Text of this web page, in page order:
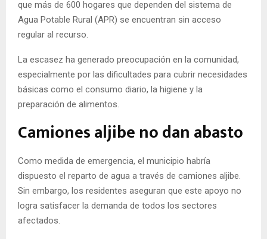
que más de 600 hogares que dependen del sistema de
Agua Potable Rural (APR) se encuentran sin acceso
regular al recurso.
La escasez ha generado preocupación en la comunidad,
especialmente por las dificultades para cubrir necesidades
básicas como el consumo diario, la higiene y la
preparación de alimentos.
Camiones aljibe no dan abasto
Como medida de emergencia, el municipio habría
dispuesto el reparto de agua a través de camiones aljibe.
Sin embargo, los residentes aseguran que este apoyo no
logra satisfacer la demanda de todos los sectores
afectados.